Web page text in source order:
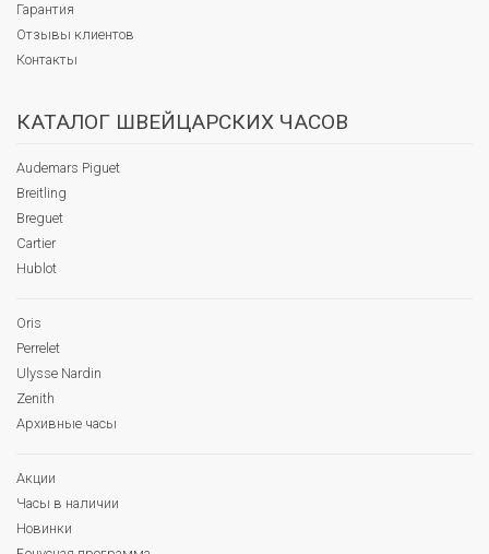
Гарантия
Отзывы клиентов
Контакты
КАТАЛОГ ШВЕЙЦАРСКИХ ЧАСОВ
Audemars Piguet
Breitling
Breguet
Cartier
Hublot
Oris
Perrelet
Ulysse Nardin
Zenith
Архивные часы
Акции
Часы в наличии
Новинки